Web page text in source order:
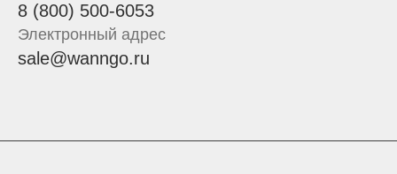
8 (800) 500-6053
Электронный адрес
sale@wanngo.ru